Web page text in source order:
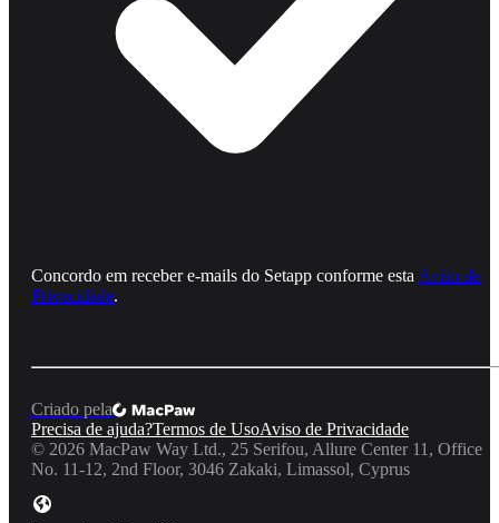
Concordo em receber e‑mails do Setapp conforme esta Aviso de
Privacidade.
Criado pela
Precisa de ajuda?Termos de UsoAviso de Privacidade
© 2026 MacPaw Way Ltd., 25 Serifou, Allure Center 11, Office
No. 11-12, 2nd Floor, 3046 Zakaki, Limassol, Cyprus